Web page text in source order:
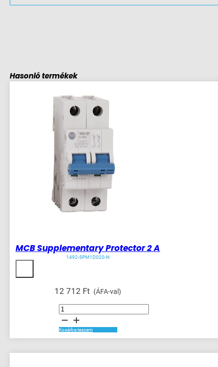
Hasonló termékek
MCB Supplementary Protector 2 A
1492-SPM1D020-N
12 712 Ft (ÁFA-val)
MCB
Supplementary
Protector
A
mennyiség
Kosárba teszem